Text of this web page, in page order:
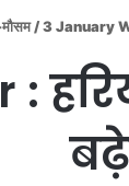
/ 3 January